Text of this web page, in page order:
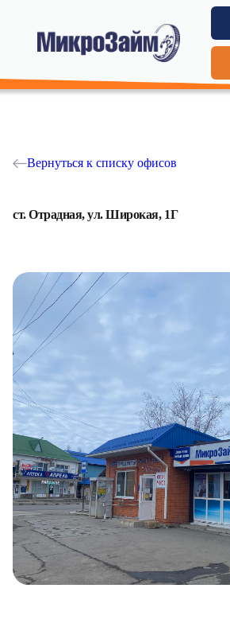
Вернуться к списку офисов
ст. Отрадная, ул. Широкая, 1Г